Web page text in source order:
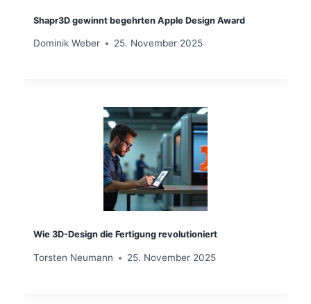
Shapr3D gewinnt begehrten Apple Design Award
Dominik Weber 25. November 2025
Wie 3D-Design die Fertigung revolutioniert
Torsten Neumann 25. November 2025